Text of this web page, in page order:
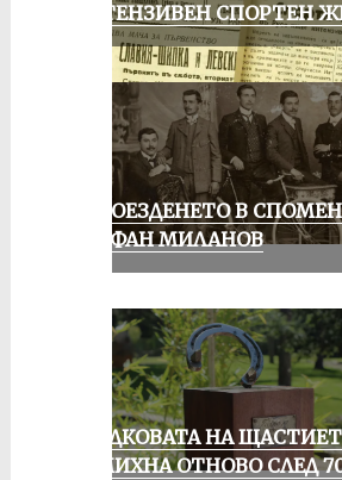
ИНТЕНЗИВЕН СПОРТЕН
КОЛОЕЗДЕНЕТО В
СТЕФАН МИЛАНОВ
„ПОДКОВАТА НА
УСМИХНА ОТНОВО СЛЕД